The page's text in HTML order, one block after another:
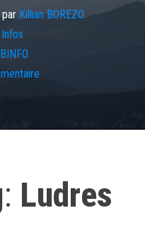
par Killian BOREZO
Infos
Ludres